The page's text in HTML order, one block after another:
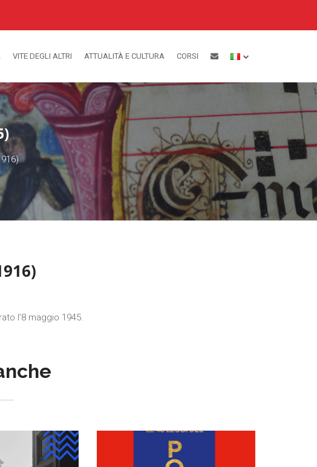
VITE DEGLI ALTRI ATTUALITÀ E CULTURA CORSI
l’8 maggio 1945.